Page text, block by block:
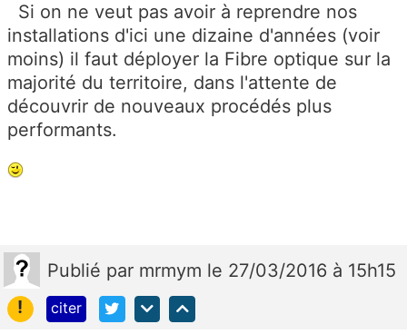
Si on ne veut pas avoir à reprendre nos
installations d'ici une dizaine d'années (voir
moins) il faut déployer la Fibre optique sur la
majorité du territoire, dans l'attente de
découvrir de nouveaux procédés plus
performants.
Publié par mrmym le 27/03/2016 à 15h15
!
citer